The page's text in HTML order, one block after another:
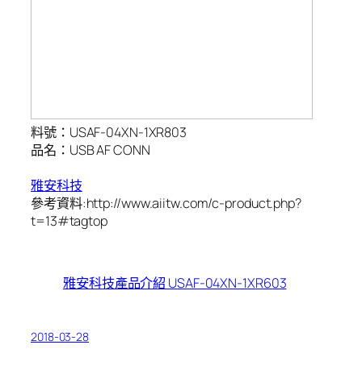
料號：USAF-04XN-1XR803
品名：USB AF CONN
雅安科技
參考資料:http://www.aiitw.com/c-product.php?
t=13#tagtop
雅安科技產品介紹 USAF-04XN-1XR603
2018-03-28